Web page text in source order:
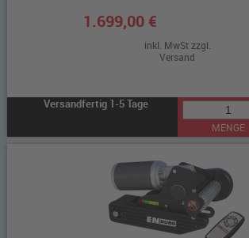
1.699,00 €
inkl. MwSt zzgl.
Versand
Versandfertig 1-5 Tage
MENGE